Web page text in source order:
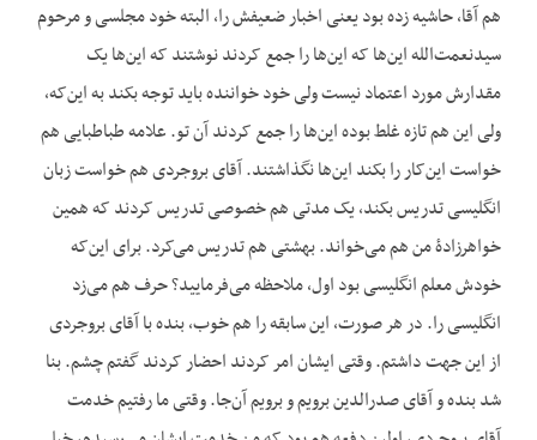
هم آقا، حاشیه زده بود یعنی اخبار ضعیفش را، البته خود مجلسی و مرحوم
سیدنعمت‌الله این‌ها که این‌ها را جمع کردند نوشتند که این‌ها یک
مقدارش مورد اعتماد نیست ولی خود خواننده باید توجه بکند به این‌که،
ولی این هم تازه غلط بوده این‌ها را جمع کردند آن تو. علامه طباطبایی هم
خواست این‌کار را بکند این‌ها نگذاشتند. آقای بروجردی هم خواست زبان
انگلیسی تدریس بکند، یک مدتی هم خصوصی تدریس کردند که همین
خواهرزادۀ من هم می‌خواند. بهشتی هم تدریس می‌کرد. برای این‌که
خودش معلم انگلیسی بود اول، ملاحظه می‌فرمایید؟ حرف هم می‌زد
انگلیسی را. در هر صورت، این سابقه را هم خوب، بنده با آقای بروجردی
از این جهت داشتم. وقتی ایشان امر کردند احضار کردند گفتم چشم. بنا
شد بنده و آقای صدرالدین برویم و برویم آن‌جا. وقتی ما رفتیم خدمت